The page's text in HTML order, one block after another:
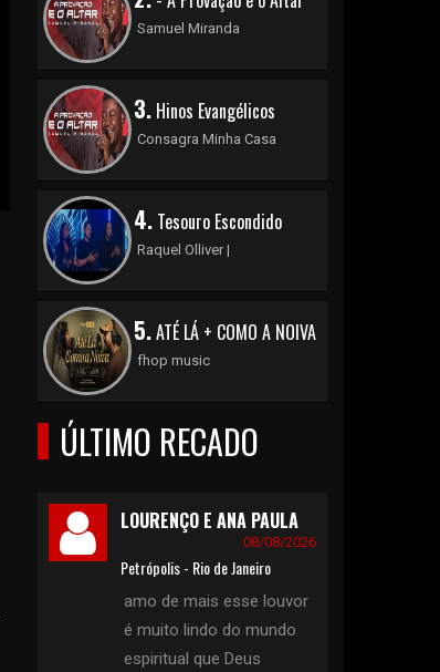
Samuel Miranda
3.Hinos Evangélicos
Consagra Minha Casa
4.Tesouro Escondido
Raquel Olliver |
5.ATÉ LÁ + COMO A NOIVA
fhop music
ÚLTIMO RECADO
LOURENÇO E ANA PAULA
08/08/2026
Petrópolis - Rio de Janeiro
amo de mais esse louvor
é muito lindo do mundo
espiritual que Deus